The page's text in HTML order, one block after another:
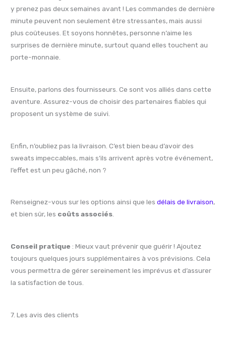
y prenez pas deux semaines avant ! Les commandes de dernière
minute peuvent non seulement être stressantes, mais aussi
plus coûteuses. Et soyons honnêtes, personne n’aime les
surprises de dernière minute, surtout quand elles touchent au
porte-monnaie.
Ensuite, parlons des fournisseurs. Ce sont vos alliés dans cette
aventure. Assurez-vous de choisir des partenaires fiables qui
proposent un système de suivi.
Enfin, n’oubliez pas la livraison. C’est bien beau d’avoir des
sweats impeccables, mais s’ils arrivent après votre événement,
l’effet est un peu gâché, non ?
Renseignez-vous sur les options ainsi que lesdélais de livraison,
et bien sûr, les coûts associés.
Conseil pratique : Mieux vaut prévenir que guérir ! Ajoutez
toujours quelques jours supplémentaires à vos prévisions. Cela
vous permettra de gérer sereinement les imprévus et d’assurer
la satisfaction de tous.
7. Les avis des clients